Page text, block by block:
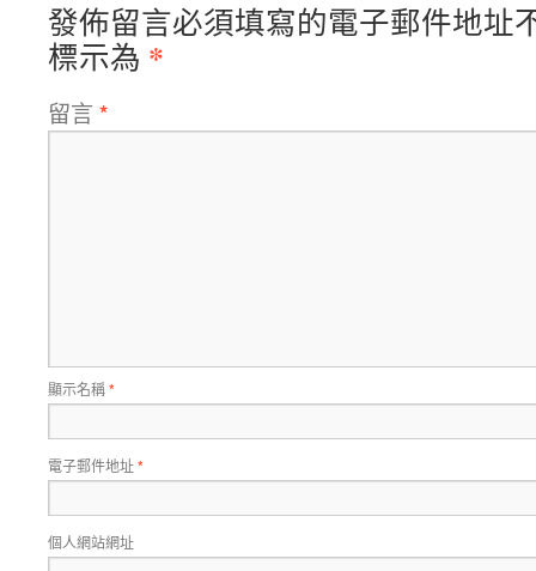
發佈留言必須填寫的電子郵件地址
標示為 *
留言 *
顯示名稱*
電子郵件地址*
個人網站網址